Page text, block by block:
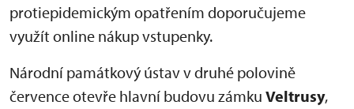
protiepidemickým opatřením doporučujeme
využít online nákup vstupenky.
Národní památkový ústav v druhé polovině
července otevře hlavní budovu zámku Veltrusy,